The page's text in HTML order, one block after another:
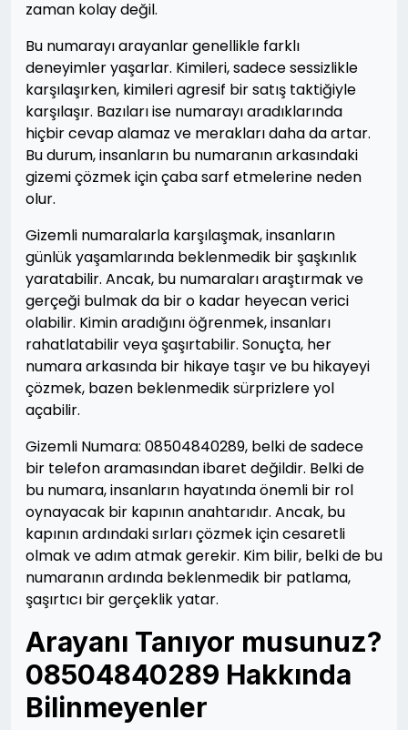
zaman kolay değil.
Bu numarayı arayanlar genellikle farklı
deneyimler yaşarlar. Kimileri, sadece sessizlikle
karşılaşırken, kimileri agresif bir satış taktiğiyle
karşılaşır. Bazıları ise numarayı aradıklarında
hiçbir cevap alamaz ve merakları daha da artar.
Bu durum, insanların bu numaranın arkasındaki
gizemi çözmek için çaba sarf etmelerine neden
olur.
Gizemli numaralarla karşılaşmak, insanların
günlük yaşamlarında beklenmedik bir şaşkınlık
yaratabilir. Ancak, bu numaraları araştırmak ve
gerçeği bulmak da bir o kadar heyecan verici
olabilir. Kimin aradığını öğrenmek, insanları
rahatlatabilir veya şaşırtabilir. Sonuçta, her
numara arkasında bir hikaye taşır ve bu hikayeyi
çözmek, bazen beklenmedik sürprizlere yol
açabilir.
Gizemli Numara: 08504840289, belki de sadece
bir telefon aramasından ibaret değildir. Belki de
bu numara, insanların hayatında önemli bir rol
oynayacak bir kapının anahtarıdır. Ancak, bu
kapının ardındaki sırları çözmek için cesaretli
olmak ve adım atmak gerekir. Kim bilir, belki de bu
numaranın ardında beklenmedik bir patlama,
şaşırtıcı bir gerçeklik yatar.
Arayanı Tanıyor musunuz?
08504840289 Hakkında
Bilinmeyenler